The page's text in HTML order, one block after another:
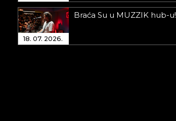
18. 07. 2026.
Braća Su u MUZZIK hub-u!